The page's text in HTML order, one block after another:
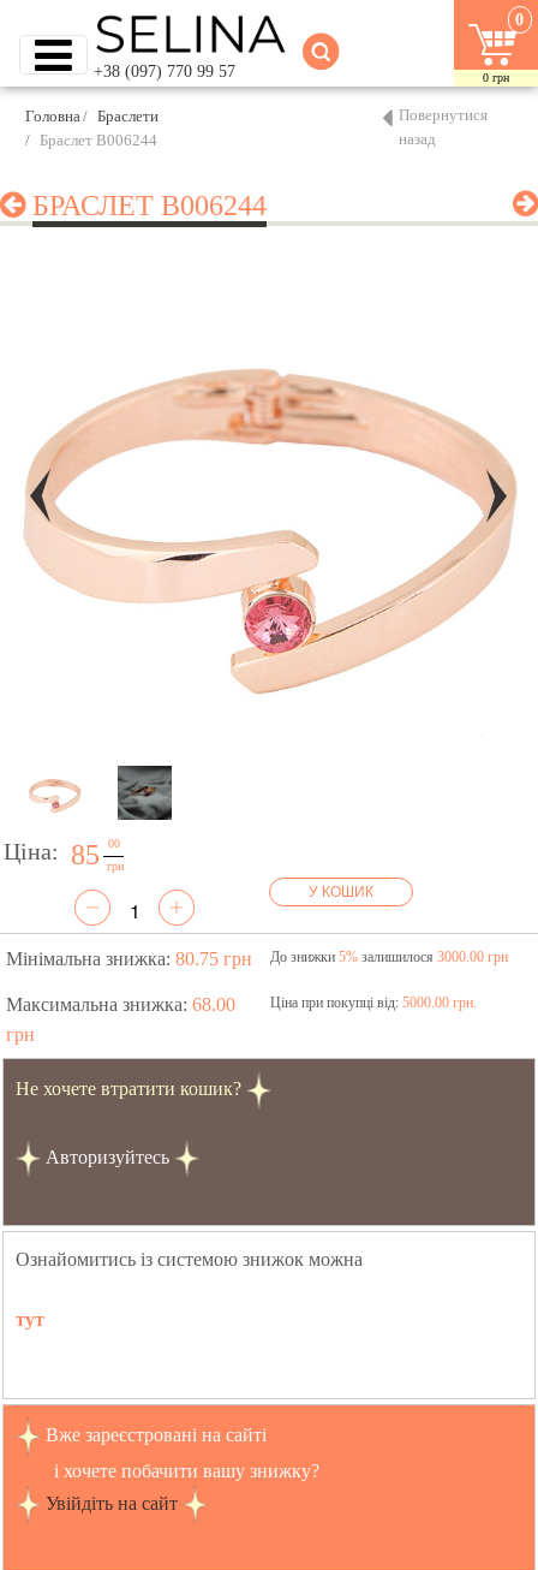
+38 (097) 770 99 57
0
0 грн
Головна
Браслети
Браслет B006244
Повернутися
назад
БРАСЛЕТ B006244
Ціна: 85
00
грн
У КОШИК
Мінімальна знижка: 80.75 грн До знижки 5%залишилося 3000.00 грн
Максимальна знижка: 68.00
грн
Ціна при покупці від: 5000.00 грн.
Не хочете втратити кошик?
Авторизуйтесь
Ознайомитись із системою знижок можна
тут
Вже зареєстровані на сайті
і хочете побачити вашу знижку?
Увійдіть на сайт